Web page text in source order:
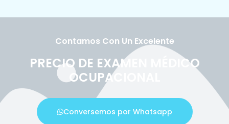
Contamos Con Un Excelente
PRECIO DE EXAMEN MÉDICO
OCUPACIONAL
Conversemos por Whatsapp